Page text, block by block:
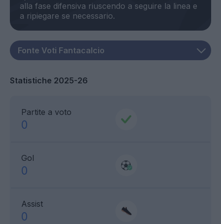
alla fase difensiva riuscendo a seguire la linea e
Statistiche 2025-26
Partite a voto
0
Gol
0
Assist
0